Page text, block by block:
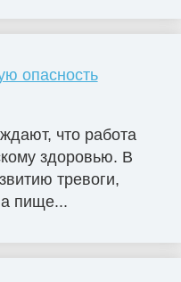
опасность
что работа
здоровью. В
тревоги,
пище...